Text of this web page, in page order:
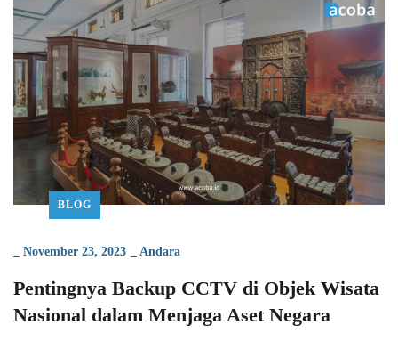
BLOG
November 23, 2023 Andara
Pentingnya Backup CCTV di Objek Wisata
Nasional dalam Menjaga Aset Negara